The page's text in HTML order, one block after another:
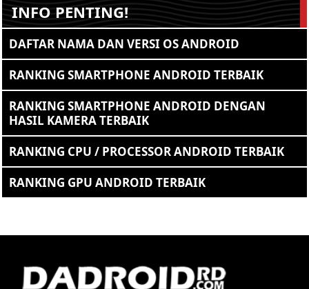
INFO PENTING!
DAFTAR NAMA DAN VERSI OS ANDROID
RANKING SMARTPHONE ANDROID TERBAIK
RANKING SMARTPHONE ANDROID DENGAN
HASIL KAMERA TERBAIK
RANKING CPU / PROCESSOR ANDROID TERBAIK
RANKING GPU ANDROID TERBAIK